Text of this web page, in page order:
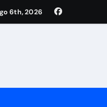
6th, 2026